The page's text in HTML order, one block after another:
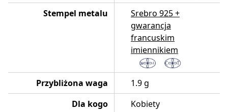
Stempel metalu
Srebro 925 +
gwarancja
francuskim
imiennikiem
Przybliżona waga
1.9 g
Dla kogo
Kobiety